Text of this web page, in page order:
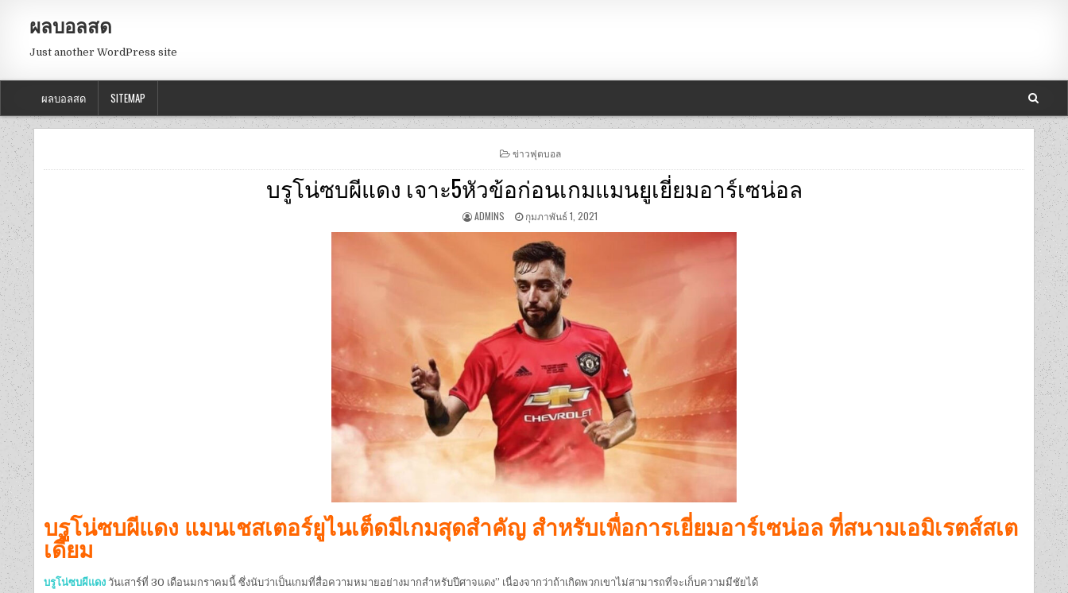
ผลบอลสด
Just another WordPress site
ผลบอลสด SITEMAP
POSTED
ข่าวฟุตบอล
บรูโน่ซบผีแดง เจาะ5หัวข้อก่อนเกมแมนยูเยี่ยมอาร์เซน่อล
ADMINS กุมภาพันธ์ 1, 2021
บรูโน่ซบผีแดง แมนเชสเตอร์ยูไนเต็ดมีเกมสุดสำคัญ สำหรับเพื่อการเยี่ยมอาร์เซน่อล ที่สนามเอมิเรตส์สเต
เดี้ยม
บรูโน่ซบผีแดง วันเสาร์ที่ 30 เดือนมกราคมนี้ ซึ่งนับว่าเป็นเกมที่สื่อความหมายอย่างมากสำหรับปีศาจแดง” เนื่องจากว่าถ้าเกิดพวกเขาไม่สามารถที่จะเก็บความมีชัยได้